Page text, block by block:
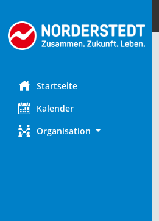
Startseite
Kalender
Organisation